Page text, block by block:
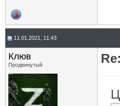
11.01.2021, 11:43
Клюв
Продвинутый